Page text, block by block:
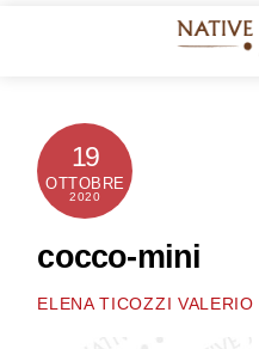
19
OTTOBRE
2020
cocco-mini
ELENA TICOZZI VALERIO